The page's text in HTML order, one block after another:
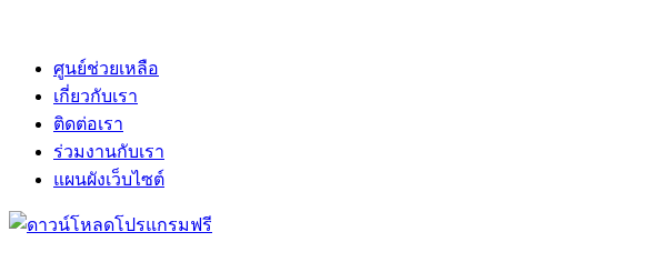
ศูนย์ช่วยเหลือ
เกี่ยวกับเรา
ติดต่อเรา
ร่วมงานกับเรา
แผนผังเว็บไซต์